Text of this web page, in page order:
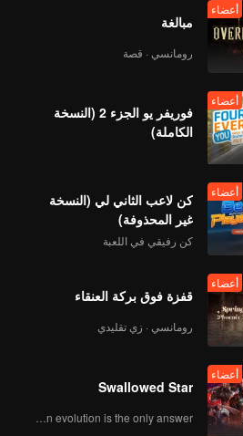
أعضاء
أعضاء
أعضاء
354
أعضاء
أعضاء
أعضاء
358
أعضاء
360
أعضاء
مبالغة
رومانسي · قصة
أعضاء
فوريفر يو الجزء 2 (النسخة
الكاملة)
أعضاء
كن لاعب الثاني لي (النسخة
غير المحذوفة)
كن رفيقي في اللعبة
أعضاء
قفزة فوق بركة العنقاء
رومانسي · زي تقليدي
أعضاء
Swallowed Star
Human evolution is the only answer.